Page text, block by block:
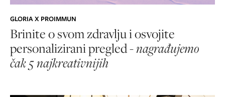
GLORIA X PROIMMUN
Brinite o svom zdravlju i osvojite
personalizirani pregled -nagrađujemo
čak 5 najkreativnijih